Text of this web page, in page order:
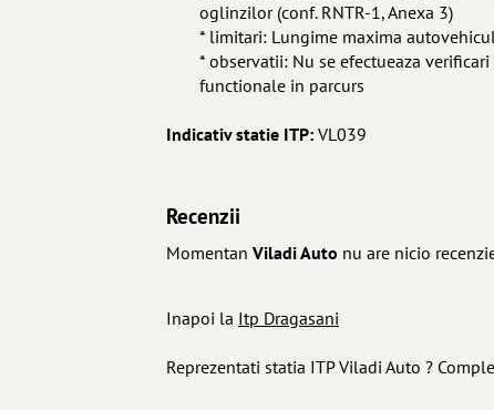
oglinzilor (conf. RNTR-1, Anexa 3)
* limitari: Lungime maxima
* observatii: Nu se efectueaza
functionale in parcurs
Indicativ statie ITP: VL039
Recenzii
Momentan Viladi Auto nu are nicio
Inapoi la Itp Dragasani
Reprezentati statia ITP Viladi Auto ?